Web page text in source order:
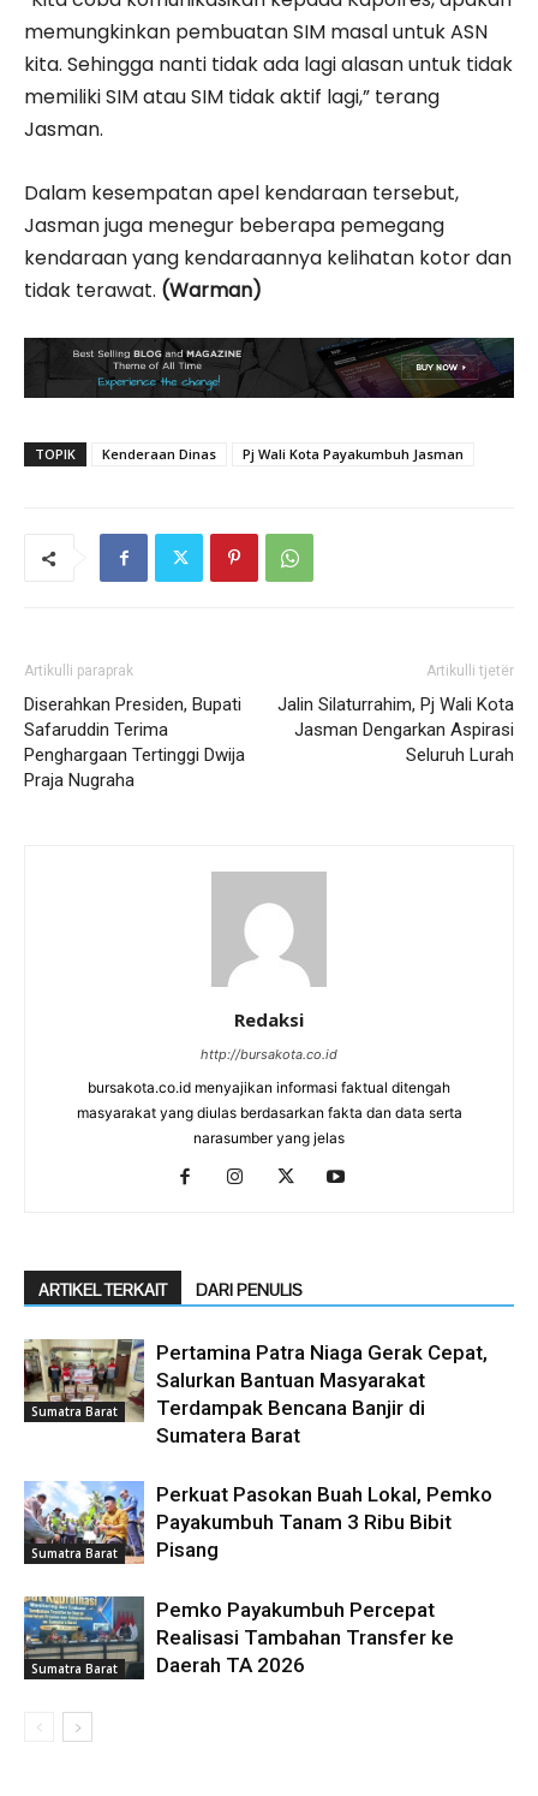
memungkinkan pembuatan SIM masal untuk ASN
kita. Sehingga nanti tidak ada lagi alasan untuk tidak
memiliki SIM atau SIM tidak aktif lagi,” terang
Jasman.
Dalam kesempatan apel kendaraan tersebut,
Jasman juga menegur beberapa pemegang
kendaraan yang kendaraannya kelihatan kotor dan
tidak terawat. (Warman)
TOPIK Kenderaan Dinas Pj Wali Kota Payakumbuh Jasman
Artikulli paraprak
Diserahkan Presiden, Bupati
Safaruddin Terima
Penghargaan Tertinggi Dwija
Praja Nugraha
Artikulli tjetër
Jalin Silaturrahim, Pj Wali Kota
Jasman Dengarkan Aspirasi
Seluruh Lurah
Redaksi
http://bursakota.co.id
bursakota.co.id menyajikan informasi faktual ditengah
masyarakat yang diulas berdasarkan fakta dan data serta
narasumber yang jelas
ARTIKEL TERKAIT DARI PENULIS
Sumatra Barat
Pertamina Patra Niaga Gerak Cepat,
Salurkan Bantuan Masyarakat
Terdampak Bencana Banjir di
Sumatera Barat
Sumatra Barat
Perkuat Pasokan Buah Lokal, Pemko
Payakumbuh Tanam 3 Ribu Bibit
Pisang
Sumatra Barat
Pemko Payakumbuh Percepat
Realisasi Tambahan Transfer ke
Daerah TA 2026